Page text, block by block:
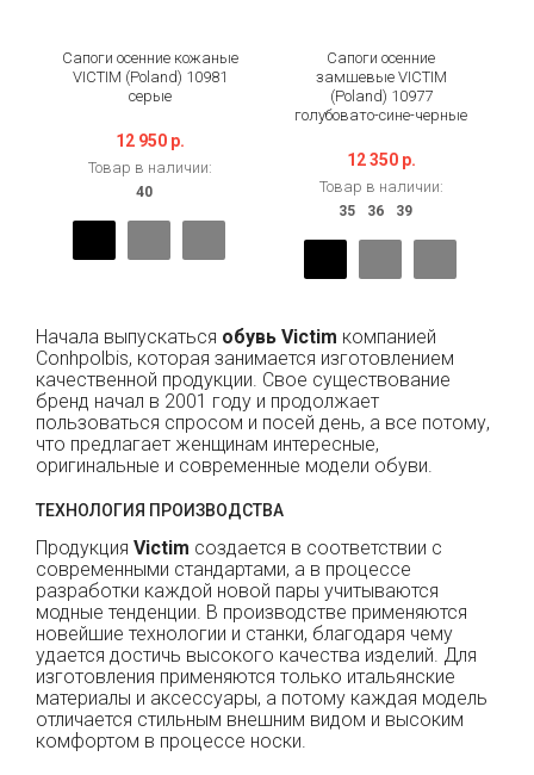
Сапоги осенние кожаные
VICTIM (Poland) 10981
серые
12 950 р.
Товар в наличии:
Сапоги осенние
замшевые VICTIM
(Poland) 10977
голубовато-сине-черные
12 350 р.
Товар в наличии:
Начала выпускаться обувь Victim компанией
Conhpolbis, которая занимается изготовлением
качественной продукции. Свое существование
бренд начал в 2001 году и продолжает
пользоваться спросом и посей день, а все потому,
что предлагает женщинам интересные,
оригинальные и современные модели обуви.
ТЕХНОЛОГИЯ ПРОИЗВОДСТВА
Продукция Victim создается в соответствии с
современными стандартами, а в процессе
разработки каждой новой пары учитываются
модные тенденции. В производстве применяются
новейшие технологии и станки, благодаря чему
удается достичь высокого качества изделий. Для
изготовления применяются только итальянские
материалы и аксессуары, а потому каждая модель
отличается стильным внешним видом и высоким
комфортом в процессе носки.